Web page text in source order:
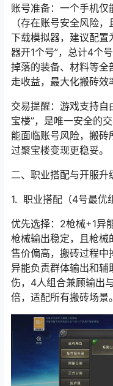
账号准备：一个手机仅
（存在账号安全风险
下载模拟器，建议配置
器开1个号”，总计4个
掉落的装备、材料等全
走收益，最大化搬砖效
交易提醒：游戏支持自
宝楼”，是唯一安全的
能面临账号风险，搬
过聚宝楼变现更稳妥。
二、职业搭配与开服升
1. 职业搭配（4号最优
优先选择：2枪械+1异
枪械输出稳定，且枪械
售价偏高，搬砖过程中
异能负责群体输出和辅
伤，4人组合兼顾输出
倍，适配所有搬砖场景。